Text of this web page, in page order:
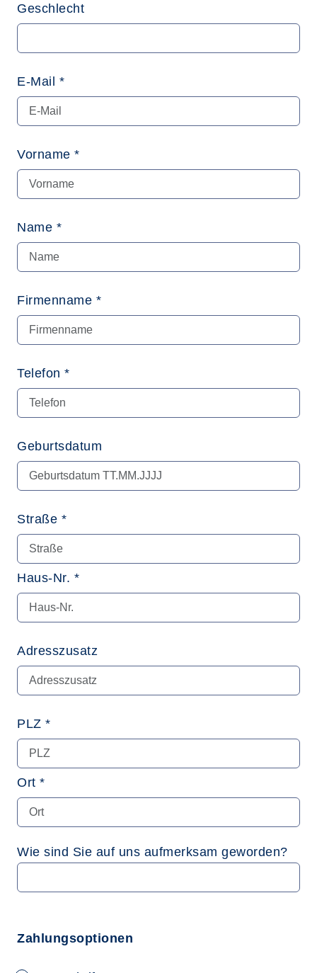
Geschlecht
E-Mail *
Vorname *
Name *
Firmenname *
Telefon *
Geburtsdatum
Straße *
Haus-Nr. *
Adresszusatz
PLZ *
Ort *
Wie sind Sie auf uns aufmerksam geworden?
Zahlungsoptionen